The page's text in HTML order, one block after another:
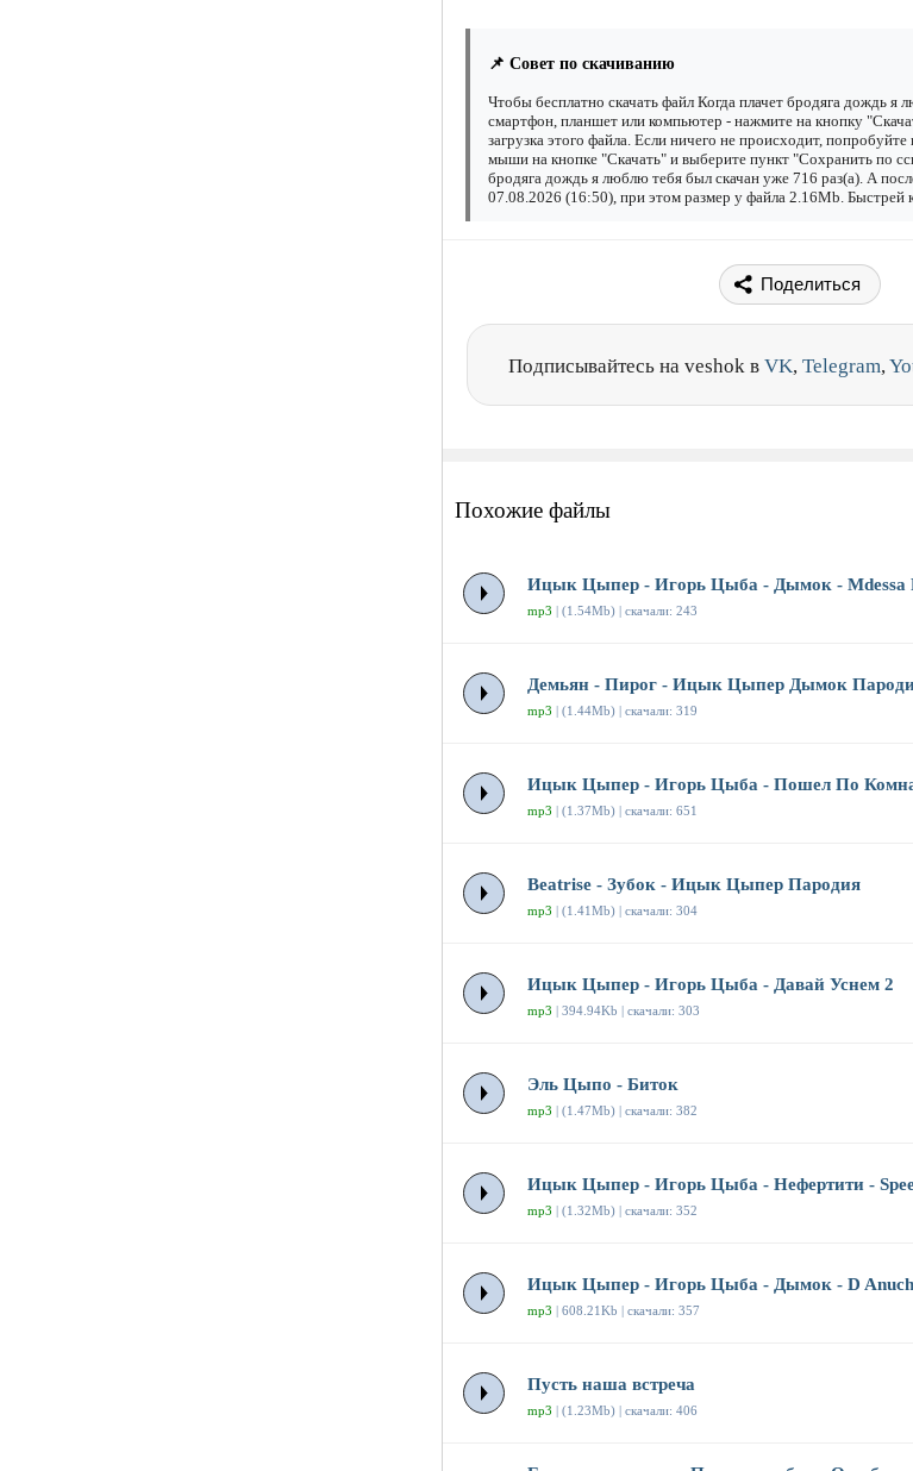
📌 Совет по скачиванию
Чтобы бесплатно скачать файл Когда плачет бродяга дождь я
смартфон, планшет или компьютер - нажмите на кнопку
загрузка этого файла. Если ничего не происходит,
мыши на кнопке "Скачать" и выберите пункт "Сохранить по
бродяга дождь я люблю тебя был скачан уже 716 раз(а). А
07.08.2026 (16:50), при этом размер у файла 2.16Mb. Быстрей
Поделиться
Подписывайтесь на veshok в VK, Telegram,
Похожие файлы
Ицык Цыпер - Игорь Цыба - Дымок - Mdessa
mp3 | (1.54Mb) | скачали: 243
Демьян - Пирог - Ицык Цыпер Дымок
mp3 | (1.44Mb) | скачали: 319
Ицык Цыпер - Игорь Цыба - Пошел По
mp3 | (1.37Mb) | скачали: 651
Beatrise - Зубок - Ицык Цыпер Пародия
mp3 | (1.41Mb) | скачали: 304
Ицык Цыпер - Игорь Цыба - Давай Уснем 2
mp3 | 394.94Kb | скачали: 303
Эль Цыпо - Биток
mp3 | (1.47Mb) | скачали: 382
Ицык Цыпер - Игорь Цыба - Нефертити -
mp3 | (1.32Mb) | скачали: 352
Ицык Цыпер - Игорь Цыба - Дымок - D
mp3 | 608.21Kb | скачали: 357
Пусть наша встреча
mp3 | (1.23Mb) | скачали: 406